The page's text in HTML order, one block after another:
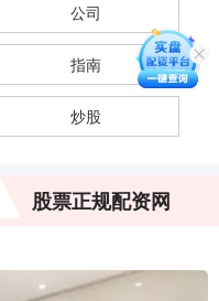
公司
指南
炒股
股票正规配资网